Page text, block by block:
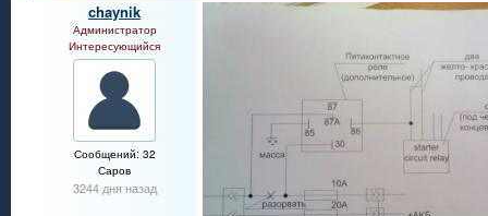
chaynik
Администратор
Интересующийся
Сообщений: 32
Саров
3244 дня назад